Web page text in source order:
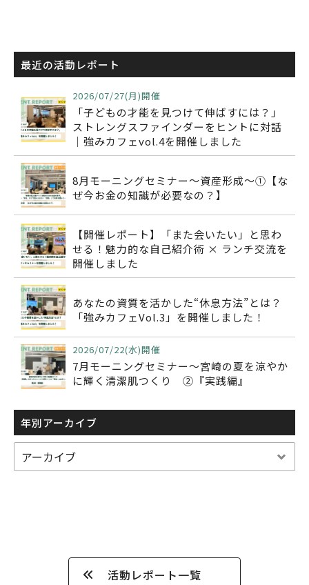
最近の活動レポート
2026/07/27(月)開催
「子どもの才能を見つけて伸ばすには？」
ストレングスファインダーをヒントに対話
｜強みカフェvol.4を開催しました
8月モーニングセミナー～資産形成～①【な
ぜ今お金の知識が必要なの？】
【開催レポート】「また会いたい」と思わ
せる！魅力的な自己紹介術 × ランチ交流を
開催しました
あなたの資質を活かした“休息方法”とは？
「強みカフェVol.3」を開催しました！
2026/07/22(水)開催
7月モーニングセミナー～宮崎の夏を涼やか
に輝く清潔肌つくり ②『実践編』
年別アーカイブ
活動レポート一覧